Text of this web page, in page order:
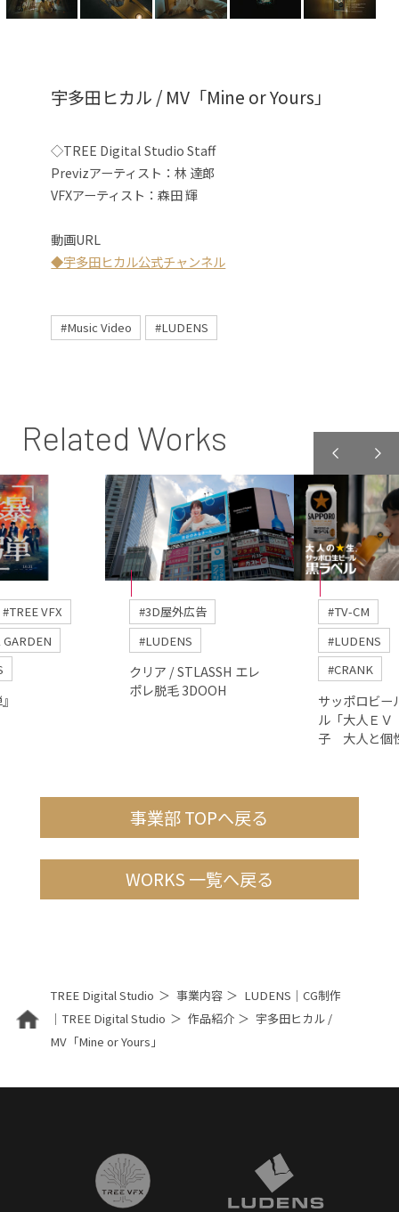
宇多田ヒカル / MV「Mine or Yours」
◇TREE Digital Studio Staff
Previzアーティスト：林 達郎
VFXアーティスト：森田 輝
動画URL
◆宇多田ヒカル公式チャンネル
#Music Video #LUDENS
Related Works
#TREE VFX
#3D屋外広告
#LUDENS
クリア / STLASSH エレ
ポレ脱毛 3DOOH
#TV-CM
#LUDENS
#CRANK
サッポロビー
ル「大人Ｅ
子 大人と個
事業部 TOPへ戻る
WORKS 一覧へ戻る
TREE Digital Studio 事業内容
LUDENS｜CG制作
｜TREE Digital Studio
作品紹介
宇多田ヒカル /
MV「Mine or Yours」